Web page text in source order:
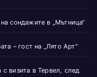
сондажите в „Мътница“
– гост на „Лято Арт“
визита в Тервел, след